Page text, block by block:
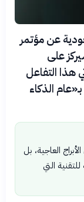
عن مؤتمر
والذي سيركز على
هذا التفاعل
ضمن تسمية مجلس الوزراء لعام 2026 بـ«عام الذكاء
العاجية، بل
التي